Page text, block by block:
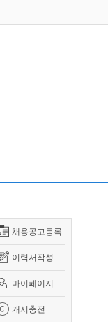
채용공고등록
이력서작성
마이페이지
캐시충전